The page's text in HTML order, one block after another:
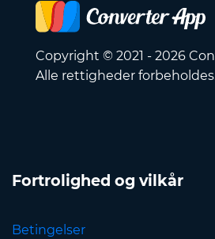
Copyright © 2021 - 2026
Alle rettigheder
Fortrolighed og vilkår
Betingelser